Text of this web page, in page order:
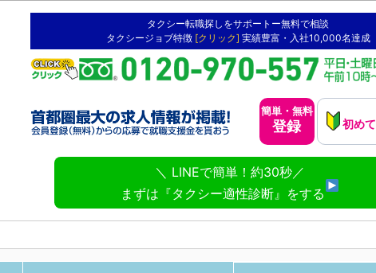
タクシー転職探しをサポートー無料で相談
タクシージョブ特徴 [クリック] 実績豊富・入社10,000名達成
簡単・無料
登録 初め
＼ LINEで簡単！約30秒／
まずは『タクシー適性診断』をする